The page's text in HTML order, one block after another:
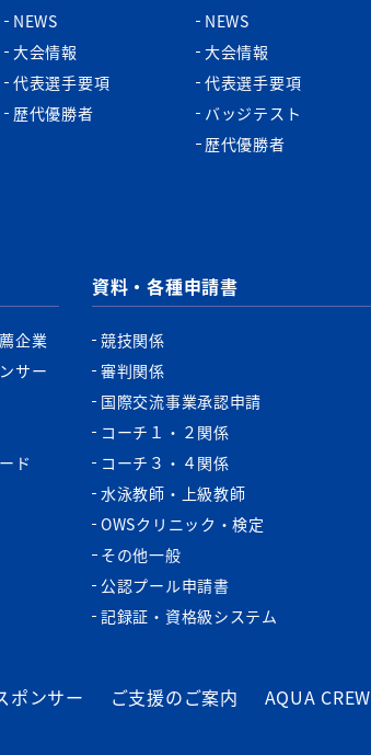
NEWS
大会情報
代表選手要項
歴代優勝者
NEWS
大会情報
代表選手要項
バッジテスト
歴代優勝者
企業
サー
ド
資料・各種申請書
競技関係
審判関係
国際交流事業承認申請
コーチ１・２関係
コーチ３・４関係
水泳教師・上級教師
OWSクリニック・検定
その他一般
公認プール申請書
記録証・資格級システム
ポンサー ご支援のご案内 AQUA CREW